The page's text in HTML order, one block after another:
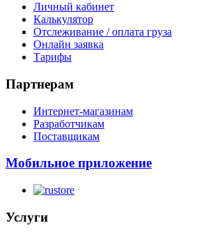
Личный кабинет
Калькулятор
Отслеживание / оплата груза
Онлайн заявка
Тарифы
Партнерам
Интернет-магазинам
Разработчикам
Поставщикам
Мобильное приложение
Услуги